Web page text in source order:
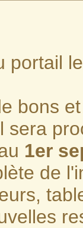
portail
bons
sera
1er
de